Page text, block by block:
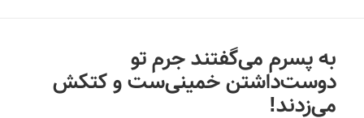
به پسرم می‌گفتند جرم تو
دوست‌داشتن خمینی‌ست و کتکش
می‌زدند!